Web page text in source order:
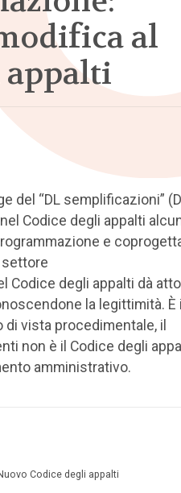
al
appalti
del “DL semplificazioni”
Codice degli appalti
e
settore
Codice degli appalti dà
la legittimità. È
vista procedimentale, il
non è il Codice degli
amministrativo.
Codice degli appalti